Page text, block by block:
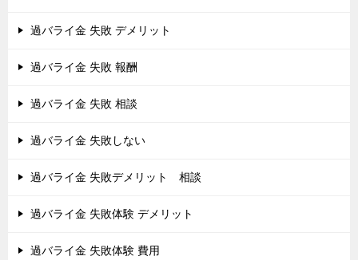
過バライ金 失敗 デメリット
過バライ金 失敗 報酬
過バライ金 失敗 相談
過バライ金 失敗しない
過バライ金 失敗デメリット 相談
過バライ金 失敗体験 デメリット
過バライ金 失敗体験 費用